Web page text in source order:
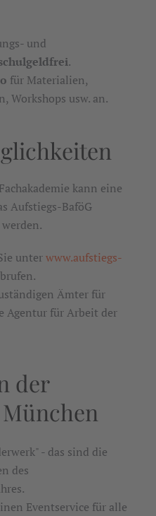
und
.
für Materialien,
Workshops usw. an.
kann eine
Aufstiegs-BaföG
unterwww.aufstiegs-
Ämter für
Agentur für Arbeit der
der
- das sind die
des
Eventservice für alle